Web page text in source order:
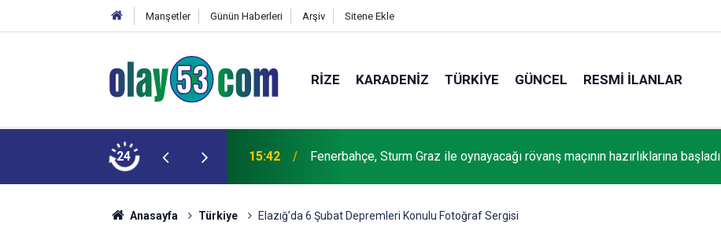
Manşetler Günün Haberleri Arşiv Sitene Ekle
RIZE KARADENIZ TÜRKIYE GÜNCEL RESMI İLANLAR
24 15:42 Fenerbahçe, Sturm Graz ile oynayacağı rövanş maçının hazırlıklarına başladı
Anasayfa Türkiye Elazığ’da 6 Şubat Depremleri Konulu Fotoğraf Sergisi